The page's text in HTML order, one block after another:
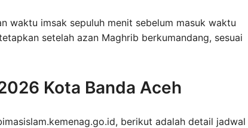
waktu imsak sepuluh menit sebelum masuk waktu
setelah azan Maghrib berkumandang, sesuai
Kota Banda Aceh
berikut adalah detail jadwal